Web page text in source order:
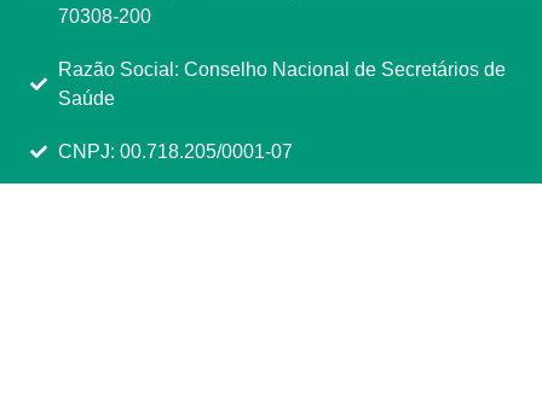
70308-200
Razão Social: Conselho Nacional de Secretários de
Saúde
CNPJ: 00.718.205/0001-07